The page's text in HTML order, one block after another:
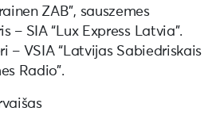
ZAB”, sauszemes
– SIA “Lux Express Latvia”.
– VSIA “Latvijas Sabiedriskais
Radio”.